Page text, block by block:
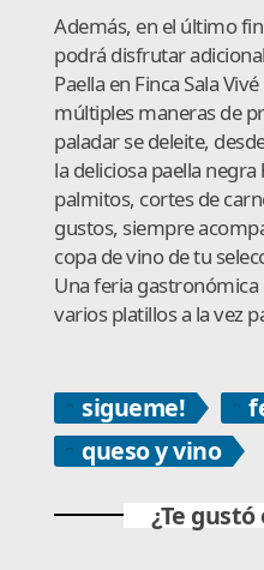
Además, en el último
podrá disfrutar
Paella en Finca Sala
múltiples maneras de
paladar se deleite,
la deliciosa paella
palmitos, cortes de
gustos, siempre
copa de vino de tu
Una feria
varios platillos a la vez
sigueme!
queso y vino
¿Te